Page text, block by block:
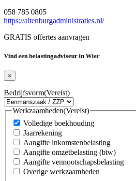
058 785 0805
https://altenburgadministraties.nl/
GRATIS offertes aanvragen
Vind een belastingadviseur in Wier
×
Bedrijfsvorm(Vereist)
Werkzaamheden(Vereist)
Volledige boekhouding
Jaarrekening
Aangifte inkomstenbelasting
Aangifte omzetbelasting (btw)
Aangifte vennootschapsbelasting
Overige werkzaamheden